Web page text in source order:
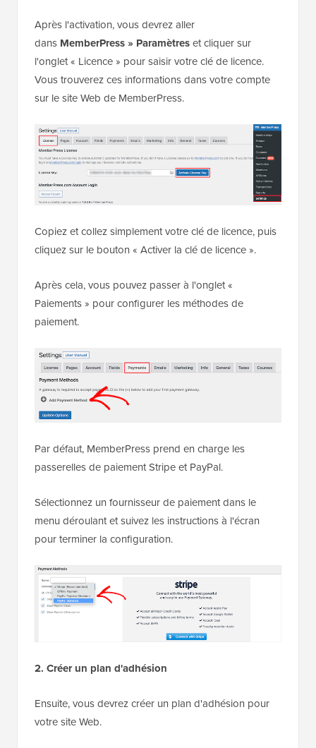
Après l'activation, vous devrez aller
dans MemberPress » Paramètreset cliquer sur
l'onglet « Licence » pour saisir votre clé de licence.
Vous trouverez ces informations dans votre compte
sur le site Web de MemberPress.
Copiez et collez simplement votre clé de licence, puis
cliquez sur le bouton « Activer la clé de licence ».
Après cela, vous pouvez passer à l'onglet «
Paiements » pour configurer les méthodes de
paiement.
Par défaut, MemberPress prend en charge les
passerelles de paiement Stripe et PayPal.
Sélectionnez un fournisseur de paiement dans le
menu déroulant et suivez les instructions à l'écran
pour terminer la configuration.
2. Créer un plan d'adhésion
Ensuite, vous devrez créer un plan d'adhésion pour
votre site Web.